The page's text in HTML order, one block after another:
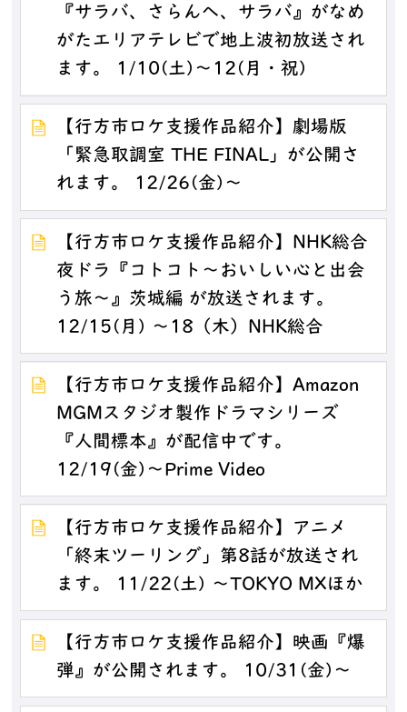
『サラバ、さらんへ、サラバ』がなめ
がたエリアテレビで地上波初放送され
ます。 1/10(土)～12(月・祝)
【行方市ロケ支援作品紹介】劇場版
「緊急取調室 THE FINAL」が公開さ
れます。 12/26(金)～
【行方市ロケ支援作品紹介】NHK総合
夜ドラ『コトコト～おいしい心と出会
う旅～』茨城編 が放送されます。
12/15(月) ～18（木）NHK総合
【行方市ロケ支援作品紹介】Amazon
MGMスタジオ製作ドラマシリーズ
『人間標本』が配信中です。
12/19(金)～Prime Video
【行方市ロケ支援作品紹介】アニメ
「終末ツーリング」第8話が放送され
ます。 11/22(土) ～TOKYO MXほか
【行方市ロケ支援作品紹介】映画『爆
弾』が公開されます。 10/31(金)～